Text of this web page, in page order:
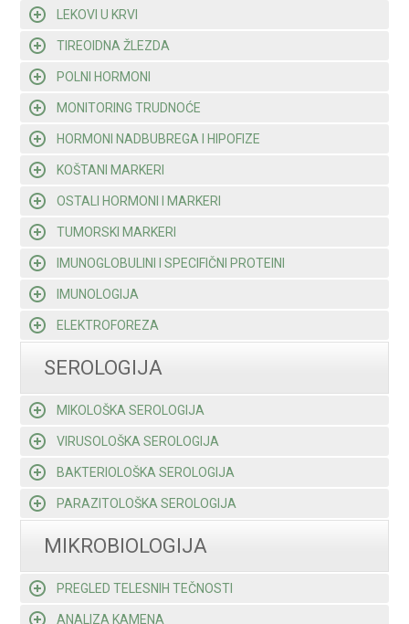
LEKOVI U KRVI
TIREOIDNA ŽLEZDA
POLNI HORMONI
MONITORING TRUDNOĆE
HORMONI NADBUBREGA I HIPOFIZE
KOŠTANI MARKERI
OSTALI HORMONI I MARKERI
TUMORSKI MARKERI
IMUNOGLOBULINI I SPECIFIČNI PROTEINI
IMUNOLOGIJA
ELEKTROFOREZA
SEROLOGIJA
MIKOLOŠKA SEROLOGIJA
VIRUSOLOŠKA SEROLOGIJA
BAKTERIOLOŠKA SEROLOGIJA
PARAZITOLOŠKA SEROLOGIJA
MIKROBIOLOGIJA
PREGLED TELESNIH TEČNOSTI
ANALIZA KAMENA